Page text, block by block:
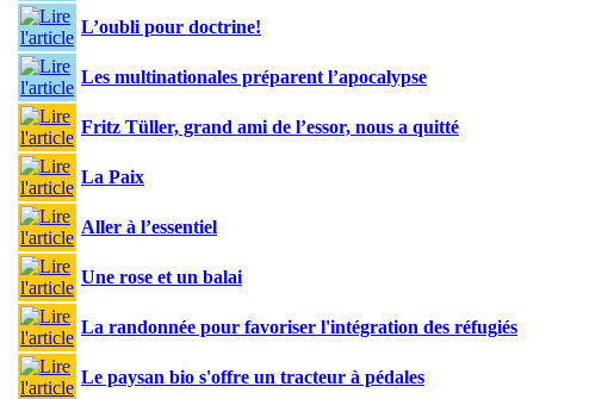
L’oubli pour doctrine!
Les multinationales préparent l’apocalypse
Fritz Tüller, grand ami de l’essor, nous a quitté
La Paix
Aller à l’essentiel
Une rose et un balai
La randonnée pour favoriser l'intégration des réfugiés
Le paysan bio s'offre un tracteur à pédales